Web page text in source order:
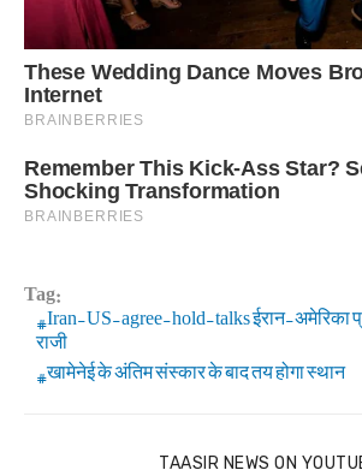
Tag:
Iran-US-agree-hold-talks ईरान-अमेरिका
राजी
खामेनेई के अंतिम संस्कार के बाद तय होगा स्थान
TAASIR NEWS ON